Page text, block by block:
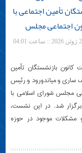
نشست کانون
تأمین اجتماعی با
اجتماعی مجلس
بازنشستگان تأمین
ساری و میاندورود و رئیس
مجلس شورای اسلامی با
شد. در این نشست،
مشکلات موجود در حوزه